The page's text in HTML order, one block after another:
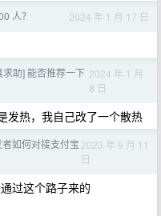
人？ 2024 年 1 月 17 日
求助] 能否推荐一下 2024 年 1 月
8 日
发热，我自己改了一个散热
如何对接支付宝 2023 年 9 月 11
日
过这个路子来的